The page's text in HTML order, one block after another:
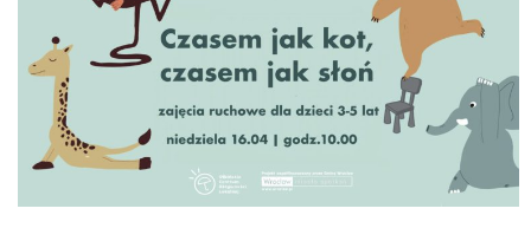
o
,
c
z
a